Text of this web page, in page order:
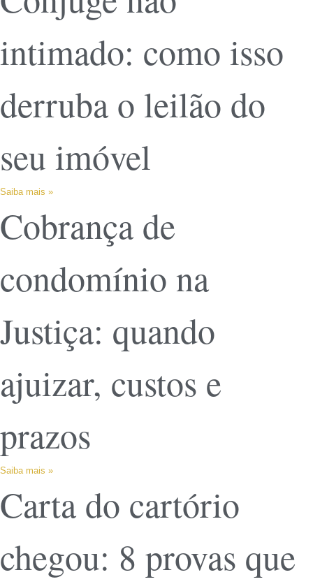
intimado: como isso
derruba o leilão do
seu imóvel
Saiba mais »
Cobrança de
condomínio na
Justiça: quando
ajuizar, custos e
prazos
Saiba mais »
Carta do cartório
chegou: 8 provas que